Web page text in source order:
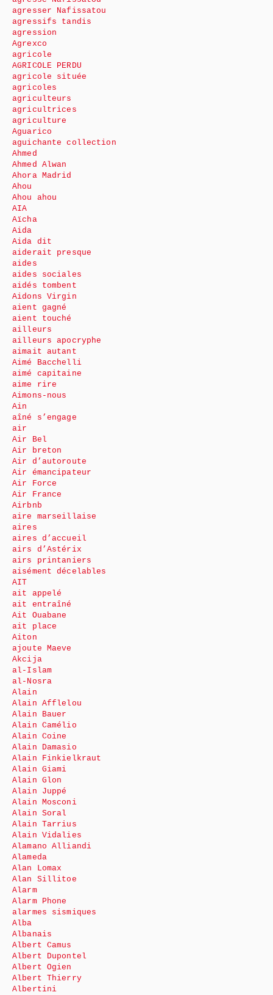
agresser Nafissatou
agressifs tandis
agression
Agrexco
agricole
AGRICOLE PERDU
agricole située
agricoles
agriculteurs
agricultrices
agriculture
Aguarico
aguichante collection
Ahmed
Ahmed Alwan
Ahora Madrid
Ahou
Ahou ahou
AIA
Aïcha
Aida
Aida dit
aiderait presque
aides
aides sociales
aidés tombent
Aidons Virgin
aient gagné
aient touché
ailleurs
ailleurs apocryphe
aimait autant
Aimé Bacchelli
aimé capitaine
aime rire
Aimons-nous
Ain
aîné s’engage
air
Air Bel
Air breton
Air d’autoroute
Air émancipateur
Air Force
Air France
Airbnb
aire marseillaise
aires
aires d’accueil
airs d’Astérix
airs printaniers
aisément décelables
AIT
ait appelé
ait entraîné
Ait Ouabane
ait place
Aiton
ajoute Maeve
Akcija
al-Islam
al-Nosra
Alain
Alain Afflelou
Alain Bauer
Alain Camélio
Alain Coine
Alain Damasio
Alain Finkielkraut
Alain Giami
Alain Glon
Alain Juppé
Alain Mosconi
Alain Soral
Alain Tarrius
Alain Vidalies
Alamano Alliandi
Alameda
Alan Lomax
Alan Sillitoe
Alarm
Alarm Phone
alarmes sismiques
Alba
Albanais
Albert Camus
Albert Dupontel
Albert Ogien
Albert Thierry
Albertini